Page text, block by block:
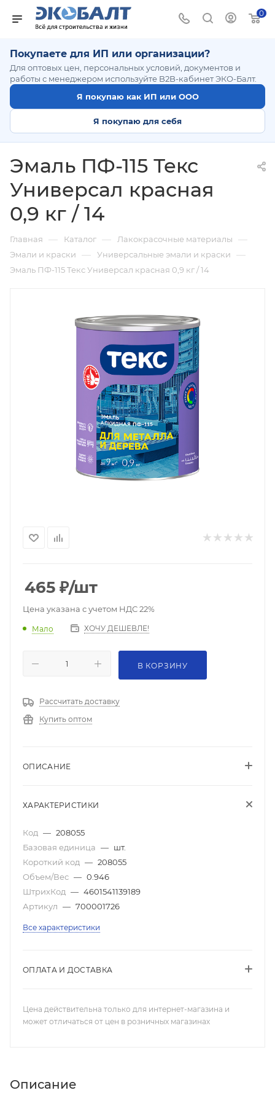
0
Покупаете для ИП или организации?
Для оптовых цен, персональных условий, документов и
работы с менеджером используйте B2B-кабинет ЭКО-Балт.
Я покупаю как ИП или ООО
Я покупаю для себя
Эмаль ПФ-115 Текс
Универсал красная
0,9 кг / 14
Главная — Каталог — Лакокрасочные материалы —
Эмали и краски — Универсальные эмали и краски —
Эмаль ПФ-115 Текс Универсал красная 0,9 кг / 14
465 ₽/шт
Цена указана с учетом НДС 22%
Мало ХОЧУ ДЕШЕВЛЕ!
В КОРЗИНУ
Рассчитать доставку
Купить оптом
ОПИСАНИЕ
ХАРАКТЕРИСТИКИ
Код — 208055
Базовая единица — шт.
Короткий код — 208055
Объем/Вес — 0.946
ШтрихКод — 4601541139189
Артикул — 700001726
Все характеристики
ОПЛАТА И ДОСТАВКА
Цена действительна только для интернет-магазина и
может отличаться от цен в розничных магазинах
Описание